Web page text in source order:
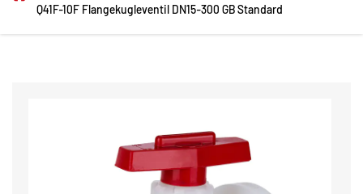
Q41F-10F Flangekugleventil DN15-300 GB Standard